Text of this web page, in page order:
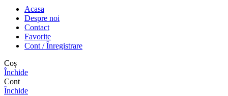
Acasa
Despre noi
Contact
Favorite
Cont / Înregistrare
Coș
Închide
Cont
Închide